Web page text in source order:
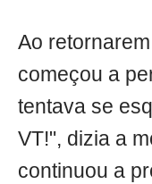
Ao
começou a
tentava se
VT!", dizia a
continuou a